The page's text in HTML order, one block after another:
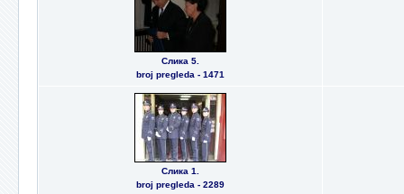
Слика 5.
broj pregleda - 1471
Слика 1.
broj pregleda - 2289